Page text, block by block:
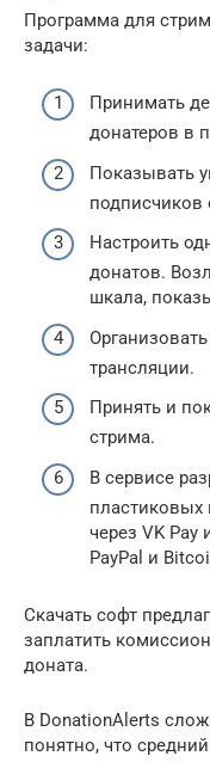
Программа для
задачи:
Принимать
донатеров в
Показывать
подписчиков
Настроить
донатов.
шкала,
трансляции.
Принять и
стрима.
В сервисе
пластиковых
через VK Pay
PayPal и
Скачать софт
заплатить
доната.
В DonationAlerts
понятно, что